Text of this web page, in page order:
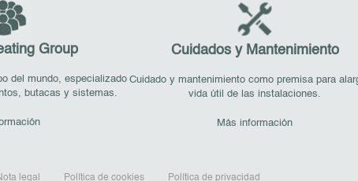
Group
del mundo, especializado
butacas y sistemas.
Cuidados y Mantenimiento
Cuidado y mantenimiento como premisa para
vida útil de las instalaciones.
Más información
legal Política de cookies Política de privacidad